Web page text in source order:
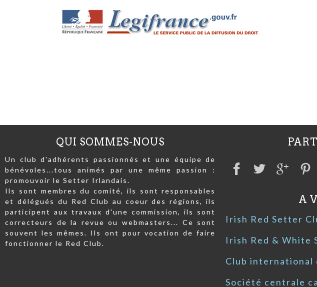
QUI SOMMES-NOUS
Un club d'adhérents passionnés et une équipe de
bénévoles...tous animés par une même passion :
promouvoir le Setter Irlandais.
Ils sont membres du comité, ils sont responsables
et délégués du Red Club au coeur des régions, ils
participent aux travaux d'une commission, ils sont
correcteurs de la revue ou webmasters... Ce sont
souvent les mêmes. Ils ont pour vocation de faire
fonctionner le Red Club.
A
Irish Red Setter
Irish Red & White
Club international
Société centrale